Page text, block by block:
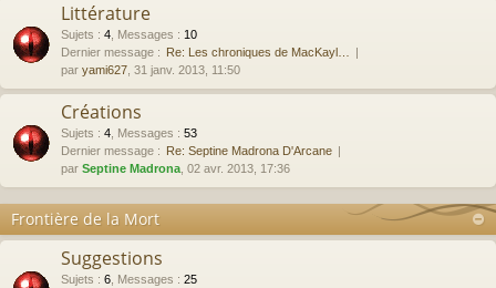
Littérature
Sujets : 4 Messages : 10
Dernier message : Re: Les chroniques de MacKayl…
par yami627 , 31 janv. 2013, 11:50
Créations
Sujets : 4 Messages : 53
Dernier message : Re: Septine Madrona D'Arcane
par Septine Madrona , 02 avr. 2013, 17:36
Frontière de la Mort
Suggestions
Sujets : 6 Messages : 25